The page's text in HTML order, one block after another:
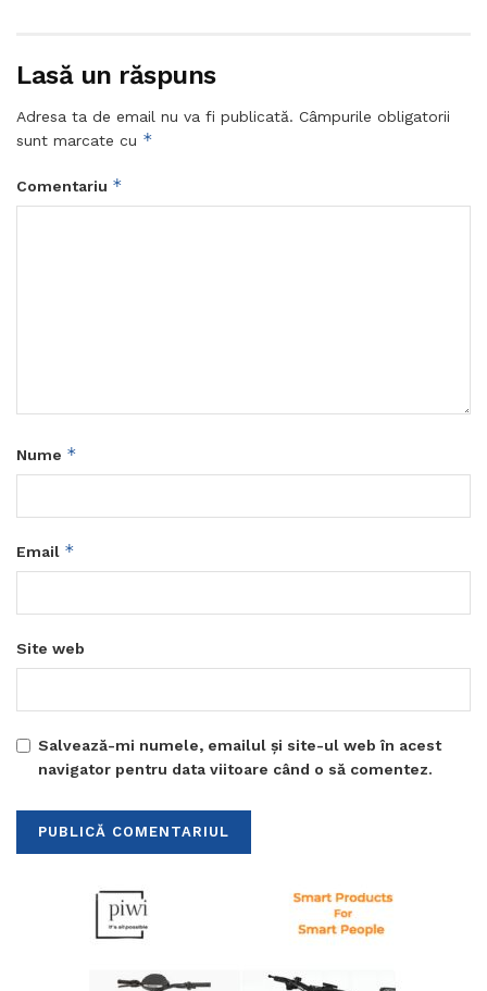
Lasă un răspuns
Adresa ta de email nu va fi publicată. Câmpurile obligatorii
sunt marcate cu *
Comentariu *
Nume *
Email *
Site web
Salvează-mi numele, emailul și site-ul web în acest
navigator pentru data viitoare când o să comentez.